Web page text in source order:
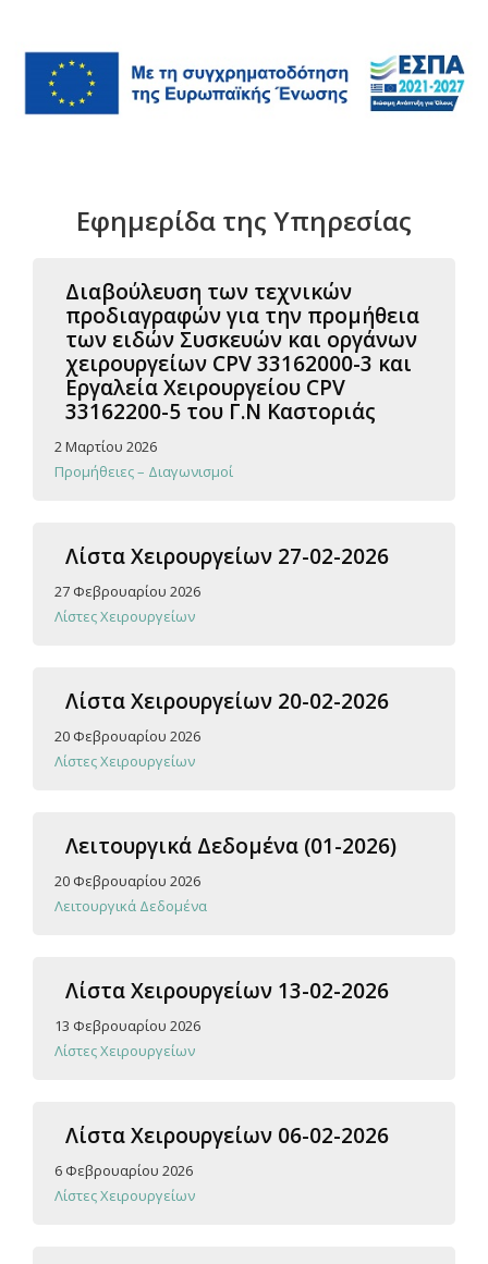
Εφημερίδα της Υπηρεσίας
Διαβούλευση των τεχνικών
προδιαγραφών για την προμήθεια
των ειδών Συσκευών και οργάνων
χειρουργείων CPV 33162000-3 και
Εργαλεία Χειρουργείου CPV
33162200-5 του Γ.Ν Καστοριάς
2 Μαρτίου 2026
Προμήθειες – Διαγωνισμοί
Λίστα Χειρουργείων 27-02-2026
27 Φεβρουαρίου 2026
Λίστες Χειρουργείων
Λίστα Χειρουργείων 20-02-2026
20 Φεβρουαρίου 2026
Λίστες Χειρουργείων
Λειτουργικά Δεδομένα (01-2026)
20 Φεβρουαρίου 2026
Λειτουργικά Δεδομένα
Λίστα Χειρουργείων 13-02-2026
13 Φεβρουαρίου 2026
Λίστες Χειρουργείων
Λίστα Χειρουργείων 06-02-2026
6 Φεβρουαρίου 2026
Λίστες Χειρουργείων